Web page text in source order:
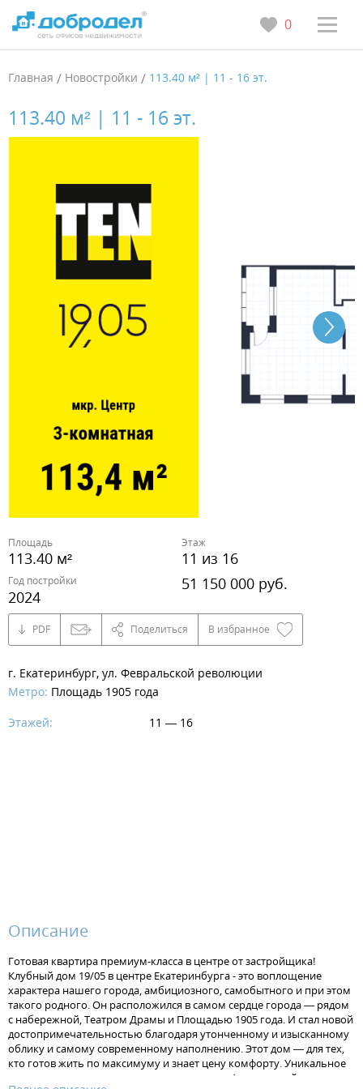
0
Главная / Новостройки / 113.40 м² | 11 - 16 эт.
113.40 м² | 11 - 16 эт.
Площадь
113.40 м²
Этаж
11 из 16
Год постройки
2024
51 150 000 руб.
PDF Поделиться В избранное
г. Екатеринбург, ул. Февральской революции
Метро: Площадь 1905 года
Этажей:
11 — 16
Описание
Готовая квартира премиум-класса в центре от застройщика!
Клубный дом 19/05 в центре Екатеринбурга - это воплощение
характера нашего города, амбициозного, самобытного и при этом
такого родного. Он расположился в самом сердце города — рядом
с набережной, Театром Драмы и Площадью 1905 года. И стал новой
достопримечательностью благодаря утонченному и изысканному
облику и самому современному наполнению. Этот дом — для тех,
кто готов жить по максимуму и знает цену комфорту. Уникальное
для жилого дома место – перекресток улиц Февральской